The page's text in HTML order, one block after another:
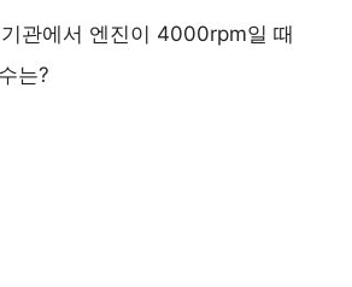
관에서 엔진이 4000rpm일 때
는?